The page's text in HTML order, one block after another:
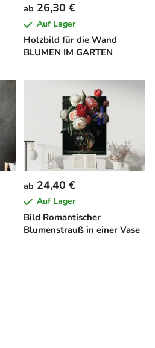
Holzbild für die Wand
BLUMEN IM GARTEN
ab 26,30 €
Auf Lager
Bild Romantischer
Blumenstrauß in einer Vase
ab 24,40 €
Auf Lager